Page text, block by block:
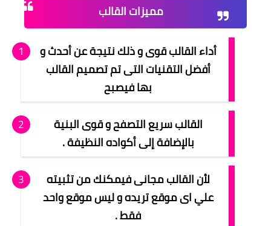
مميزات القالب
أداء القالب قوى و ذلك نتيجة عن أحدث و
أفضل التقنيات التى تم تصميم القالب
بها فيصبح
القالب سريع التصفح و قوى البنية
بالإضافة إلى أكواده النظيفة .
لأن القالب مجانى فيمكنك من تثبيته
علي اى موقع تريده و ليس موقع واحد
فقط .